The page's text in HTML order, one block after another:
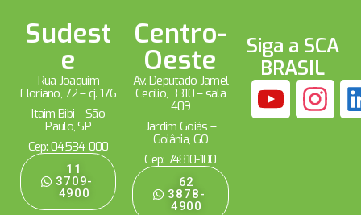
Sudest
e
Rua Joaquim
Floriano, 72 – cj. 176
Itaim Bibi – São
Paulo, SP
Cep: 04534-000
11
3709-
4900
Centro-
Oeste
Av. Deputado Jamel
Cecílio, 3310 – sala
409
Jardim Goiás –
Goiânia, GO
Cep: 74810-100
62
3878-
4900
Siga a SCA
BRASIL